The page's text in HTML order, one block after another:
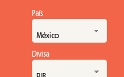
País
Divisa